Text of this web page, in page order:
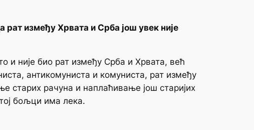
рат између Хрвата и Срба још увек није
и није био рат између Срба и Хрвата, већ
антикомуниста и комуниста, рат између
старих рачуна и наплаћивање још старијих
бољци има лека.